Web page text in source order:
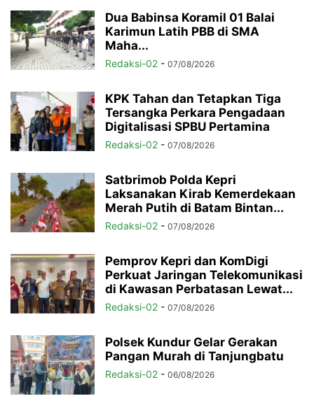
Dua Babinsa Koramil 01 Balai
Karimun Latih PBB di SMA
Maha...
Redaksi-02 - 07/08/2026
KPK Tahan dan Tetapkan Tiga
Tersangka Perkara Pengadaan
Digitalisasi SPBU Pertamina
Redaksi-02 - 07/08/2026
Satbrimob Polda Kepri
Laksanakan Kirab Kemerdekaan
Merah Putih di Batam Bintan...
Redaksi-02 - 07/08/2026
Pemprov Kepri dan KomDigi
Perkuat Jaringan Telekomunikasi
di Kawasan Perbatasan Lewat...
Redaksi-02 - 07/08/2026
Polsek Kundur Gelar Gerakan
Pangan Murah di Tanjungbatu
Redaksi-02 - 06/08/2026